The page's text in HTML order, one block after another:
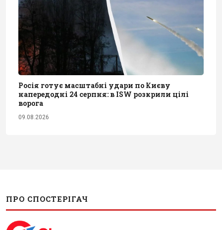
Росія готує масштабні удари по Києву
напередодні 24 серпня: в ISW розкрили цілі
ворога
09.08.2026
ПРО СПОСТЕРІГАЧ